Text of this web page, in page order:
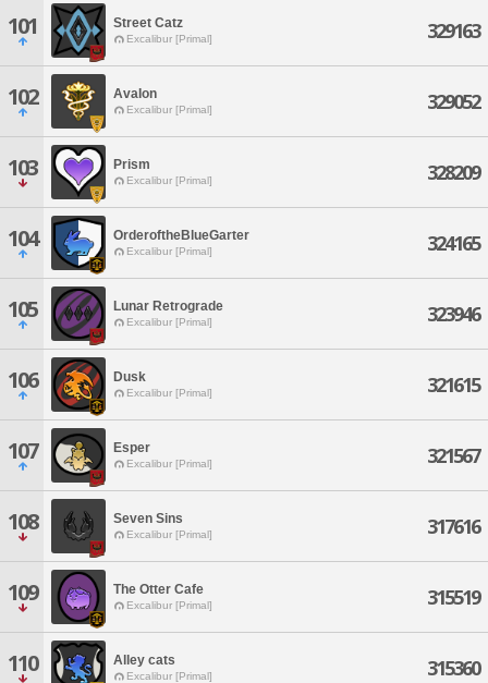
101 Street Catz
Excalibur [Primal] 329163
102 AvaIon
Excalibur [Primal] 329052
103 Prism
Excalibur [Primal] 328209
104 OrderoftheBlueGarter
Excalibur [Primal] 324165
105 Lunar Retrograde
Excalibur [Primal] 323946
106 Dusk
Excalibur [Primal] 321615
107 Esper
Excalibur [Primal] 321567
108 Seven Sins
Excalibur [Primal] 317616
109 The Otter Cafe
Excalibur [Primal] 315519
110 Alley cats
Excalibur [Primal] 315360